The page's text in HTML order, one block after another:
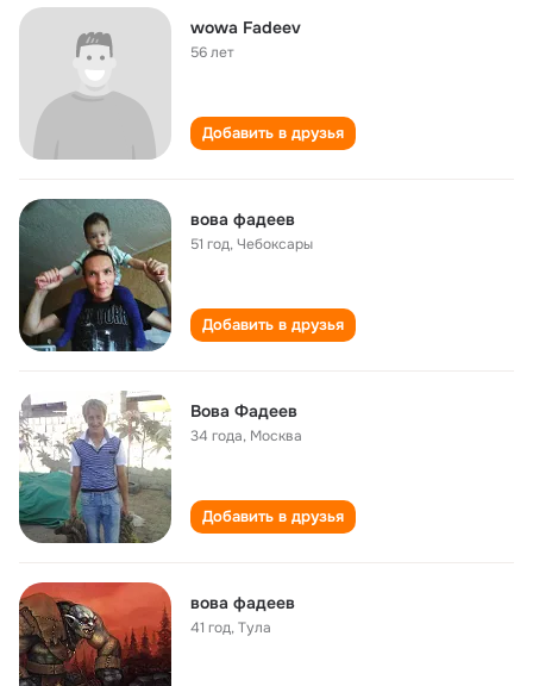
wowa Fadeev
56 лет
Добавить в друзья
вова фадеев
51 год,Чебоксары
Добавить в друзья
Вова Фадеев
34 года, Москва
Добавить в друзья
вова фадеев
41 год,Тула